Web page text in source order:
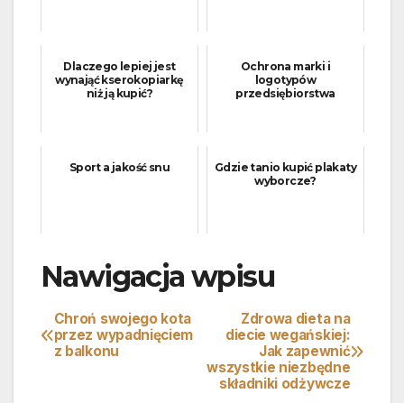
Dlaczego lepiej jest
wynająć kserokopiarkę
niż ją kupić?
Ochrona marki i
logotypów
przedsiębiorstwa
Sport a jakość snu
Gdzie tanio kupić plakaty
wyborcze?
Nawigacja wpisu
Zdrowa dieta na
diecie wegańskiej:
Jak zapewnić
wszystkie niezbędne
składniki odżywcze
Chroń swojego kota
przez wypadnięciem
z balkonu